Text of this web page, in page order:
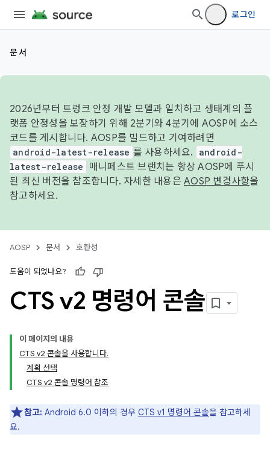
로그인
문서
2026년부터 트렁크 안정 개발 모델과 일치하고 생태계의 플
랫폼 안정성을 보장하기 위해 2분기와 4분기에 AOSP에 소스
코드를 게시합니다. AOSP를 빌드하고 기여하려면
android-latest-release 를 사용하세요.
android-
latest-release
매니페스트 브랜치는 항상 AOSP에 푸시
된 최신 버전을 참조합니다. 자세한 내용은 AOSP 변경사항을
참고하세요.
AOSP 문서 호환성
도움이 되었나요?
CTS v2 명령어 콘솔
이 페이지의 내용
CTS v2 콘솔을 사용합니다.
계획 선택
CTS v2 콘솔 명령어 참조
참고: Android 6.0 이하의 경우 CTS v1 명령어 콘솔을 참고하세
요.